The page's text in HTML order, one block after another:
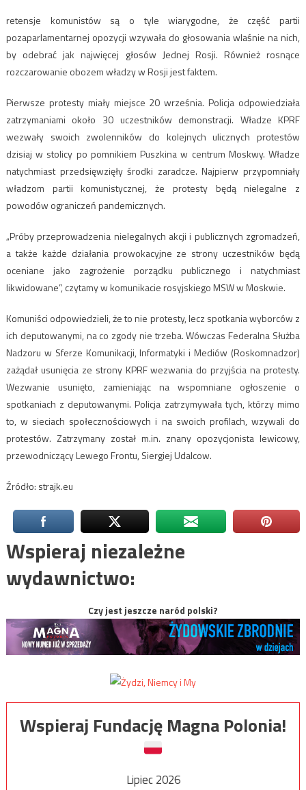
retensje komunistów są o tyle wiarygodne, że część partii
pozaparlamentarnej opozycji wzywała do głosowania wlaśnie na nich,
by odebrać jak najwięcej głosów Jednej Rosji. Również rosnące
rozczarowanie obozem władzy w Rosji jest faktem.
Pierwsze protesty miały miejsce 20 września. Policja odpowiedziała
zatrzymaniami około 30 uczestników demonstracji. Władze KPRF
wezwały swoich zwolenników do kolejnych ulicznych protestów
dzisiaj w stolicy po pomnikiem Puszkina w centrum Moskwy. Władze
natychmiast przedsięwzięły środki zaradcze. Najpierw przypomniały
władzom partii komunistycznej, że protesty będą nielegalne z
powodów ograniczeń pandemicznych.
„Próby przeprowadzenia nielegalnych akcji i publicznych zgromadzeń,
a także każde działania prowokacyjne ze strony uczestników będą
oceniane jako zagrożenie porządku publicznego i natychmiast
likwidowane”, czytamy w komunikacie rosyjskiego MSW w Moskwie.
Komuniści odpowiedzieli, że to nie protesty, lecz spotkania wyborców z
ich deputowanymi, na co zgody nie trzeba. Wówczas Federalna Służba
Nadzoru w Sferze Komunikacji, Informatyki i Mediów (Roskomnadzor)
zażądał usunięcia ze strony KPRF wezwania do przyjścia na protesty.
Wezwanie usunięto, zamieniając na wspomniane ogłoszenie o
spotkaniach z deputowanymi. Policja zatrzymywała tych, którzy mimo
to, w sieciach społecznościowych i na swoich profilach, wzywali do
protestów. Zatrzymany został m.in. znany opozycjonista lewicowy,
przewodniczący Lewego Frontu, Siergiej Udalcow.
Źródło: strajk.eu
Wspieraj niezależne
wydawnictwo:
Czy jest jeszcze naród polski?
Wspieraj Fundację Magna Polonia!
Lipiec 2026